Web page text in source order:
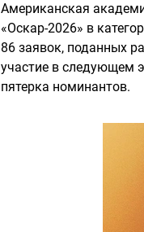
Американская
«Оскар-2026» в
86 заявок, поданных
участие в следующем
пятерка номинантов.